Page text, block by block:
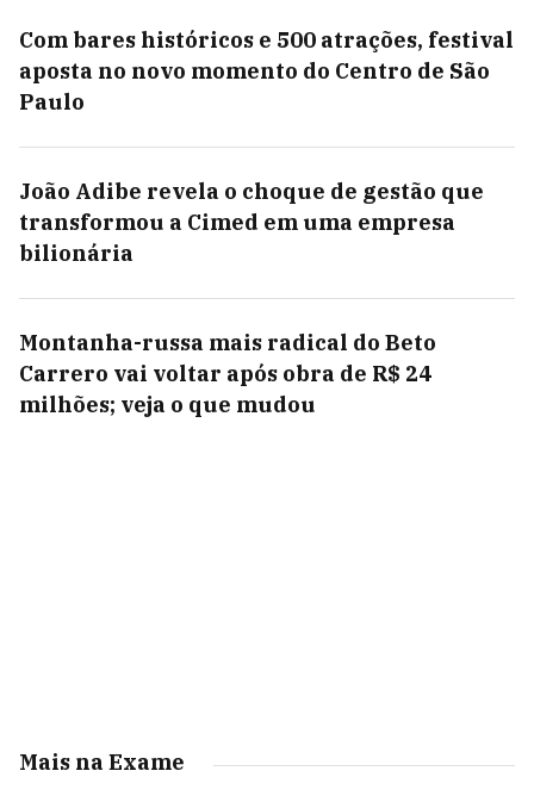
Com bares históricos e 500 atrações, festival
aposta no novo momento do Centro de São
Paulo
João Adibe revela o choque de gestão que
transformou a Cimed em uma empresa
bilionária
Montanha-russa mais radical do Beto
Carrero vai voltar após obra de R$ 24
milhões; veja o que mudou
Mais na Exame